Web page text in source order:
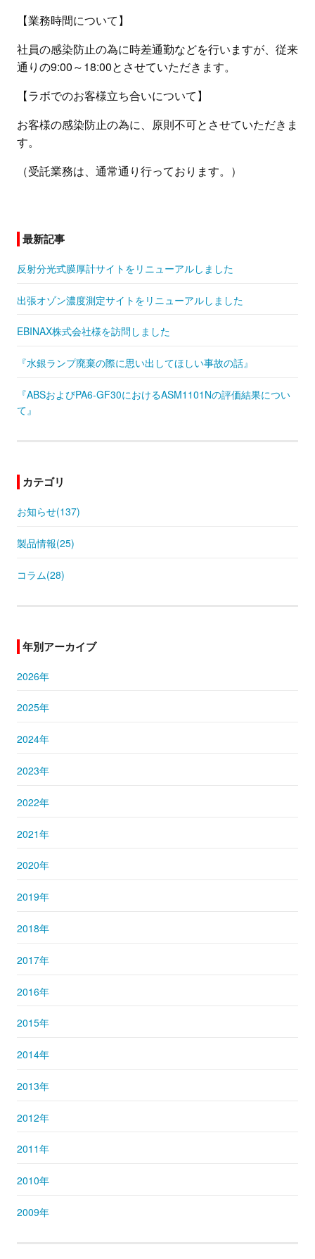
【業務時間について】
社員の感染防止の為に時差通勤などを行いますが、従来
通りの9:00～18:00とさせていただきます。
【ラボでのお客様立ち合いについて】
お客様の感染防止の為に、原則不可とさせていただきま
す。
（受託業務は、通常通り行っております。）
最新記事
反射分光式膜厚計サイトをリニューアルしました
出張オゾン濃度測定サイトをリニューアルしました
EBINAX株式会社様を訪問しました
『水銀ランプ廃棄の際に思い出してほしい事故の話』
『ABSおよびPA6-GF30におけるASM1101Nの評価結果につい
て』
カテゴリ
お知らせ(137)
製品情報(25)
コラム(28)
年別アーカイブ
2026年
2025年
2024年
2023年
2022年
2021年
2020年
2019年
2018年
2017年
2016年
2015年
2014年
2013年
2012年
2011年
2010年
2009年